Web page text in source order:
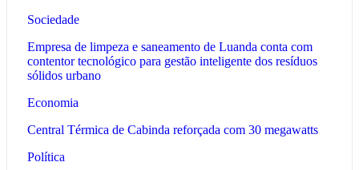
Sociedade
Empresa de limpeza e saneamento de Luanda conta com
contentor tecnológico para gestão inteligente dos resíduos
sólidos urbano
Economia
Central Térmica de Cabinda reforçada com 30 megawatts
Política